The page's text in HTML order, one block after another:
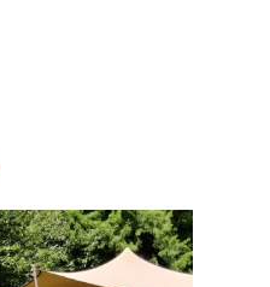
Over ons